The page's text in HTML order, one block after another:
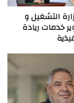
التشغيل و
خدمات ريادة